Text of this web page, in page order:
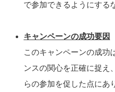
で参加できるようにする
キャンペーンの成功要因
このキャンペーンの成功
ンスの関心を正確に捉え
らの参加を促した点にあ